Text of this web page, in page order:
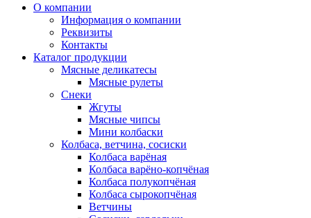
О компании
Информация о компании
Реквизиты
Контакты
Каталог продукции
Мясные деликатесы
Мясные рулеты
Снеки
Жгуты
Мясные чипсы
Мини колбаски
Колбаса, ветчина, сосиски
Колбаса варёная
Колбаса варёно-копчёная
Колбаса полукопчёная
Колбаса сырокопчёная
Ветчины